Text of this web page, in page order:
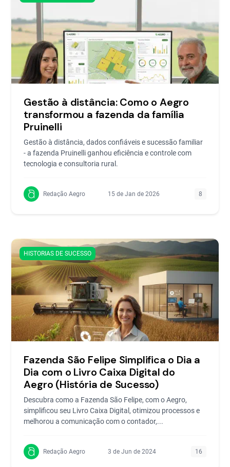
Gestão à distância: Como o Aegro
transformou a fazenda da família
Pruinelli
Gestão à distância, dados confiáveis e sucessão familiar
- a fazenda Pruinelli ganhou eficiência e controle com
tecnologia e consultoria rural.
Redação Aegro 15 de Jan de 2026 8
HISTORIAS DE SUCESSO
Fazenda São Felipe Simplifica o Dia a
Dia com o Livro Caixa Digital do
Aegro (História de Sucesso)
Descubra como a Fazenda São Felipe, com o Aegro,
simplificou seu Livro Caixa Digital, otimizou processos e
melhorou a comunicação com o contador,...
Redação Aegro 3 de Jun de 2024 16